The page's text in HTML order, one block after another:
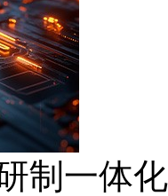
制一体